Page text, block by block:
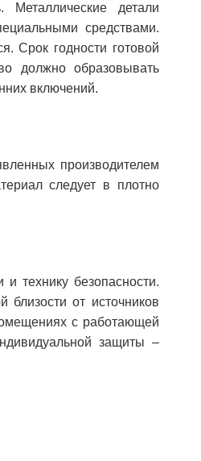
детали
средствами.
Срок годности готовой
должно образовывать
включений.
производителем
следует в плотно
технику безопасности.
близости от источников
с работающей
защиты –